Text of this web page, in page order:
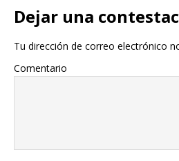
Dejar una
Tu dirección de correo electrónico
Comentario